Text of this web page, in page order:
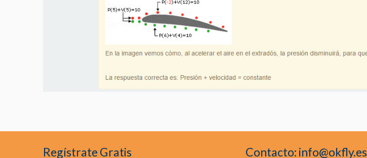
Regístrate Gratis Contacto: info@okfly.es